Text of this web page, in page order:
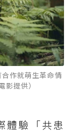
作就萌生革命情
提供）
體驗「共患